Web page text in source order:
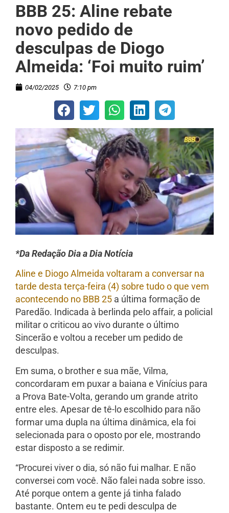
BBB 25: Aline rebate
novo pedido de
desculpas de Diogo
Almeida: ‘Foi muito ruim’
04/02/2025 7:10 pm
*Da Redação Dia a Dia Notícia
Aline e Diogo Almeida voltaram a conversar na
tarde desta terça-feira (4) sobre tudo o que vem
acontecendo no BBB 25 a última formação de
Paredão. Indicada à berlinda pelo affair, a policial
militar o criticou ao vivo durante o último
Sincerão e voltou a receber um pedido de
desculpas.
Em suma, o brother e sua mãe, Vilma,
concordaram em puxar a baiana e Vinícius para
a Prova Bate-Volta, gerando um grande atrito
entre eles. Apesar de tê-lo escolhido para não
formar uma dupla na última dinâmica, ela foi
selecionada para o oposto por ele, mostrando
estar disposto a se redimir.
“Procurei viver o dia, só não fui malhar. E não
conversei com você. Não falei nada sobre isso.
Até porque ontem a gente já tinha falado
bastante. Ontem eu te pedi desculpa de